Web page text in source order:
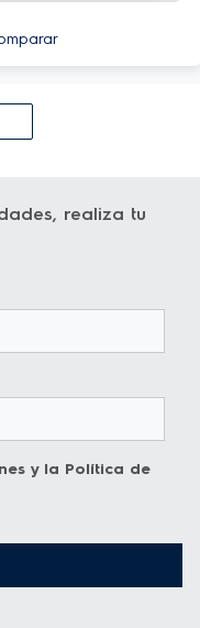
realiza tu
y la Política de